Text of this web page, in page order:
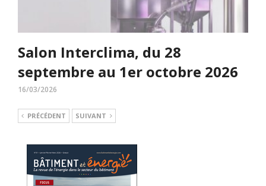
Salon Interclima, du 28
septembre au 1er octobre 2026
16/03/2026
PRÉCÉDENT SUIVANT